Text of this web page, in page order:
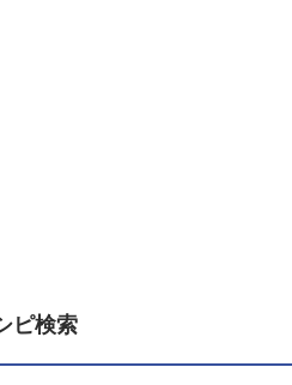
ピ検索